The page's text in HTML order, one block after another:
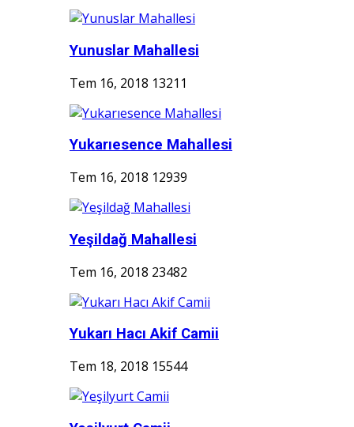
Yunuslar Mahallesi
Tem 16, 2018 13211
Yukarıesence Mahallesi
Tem 16, 2018 12939
Yeşildağ Mahallesi
Tem 16, 2018 23482
Yukarı Hacı Akif Camii
Tem 18, 2018 15544